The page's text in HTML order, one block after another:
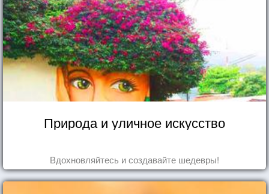
Природа и уличное искусство
Вдохновляйтесь и создавайте шедевры!